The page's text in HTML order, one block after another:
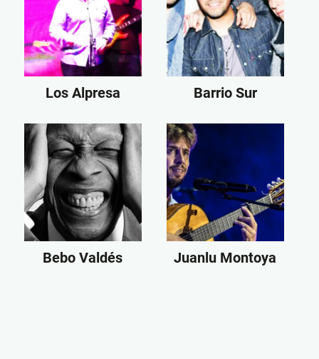
Los Alpresa Barrio Sur
Bebo Valdés Juanlu Montoya